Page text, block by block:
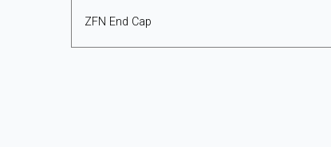
ZFN End Cap